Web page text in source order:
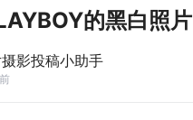
的黑白照片
影投稿小助手